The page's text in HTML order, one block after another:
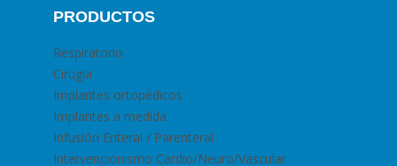
PRODUCTOS
Respiratorio
Cirugia
Implantes ortopédicos
Implantes a medida
Infusión Enteral / Parenteral
Intervencionismo Cardio/Neuro/Vascular